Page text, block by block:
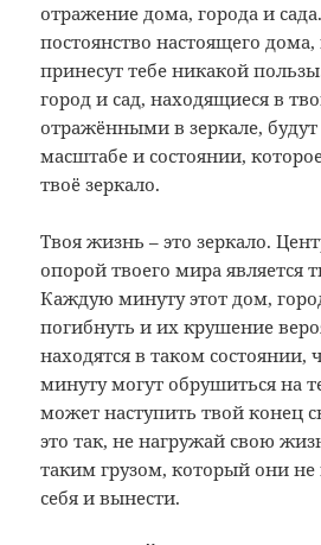
отражение дома, города и
постоянство настоящего дома,
принесут тебе никакой
город и сад, находящиеся в
отражёнными в зеркале,
масштабе и состоянии,
твоё зеркало.
Твоя жизнь – это зеркало.
опорой твоего мира является
Каждую минуту этот дом,
погибнуть и их крушение
находятся в таком состоянии,
минуту могут обрушиться на
может наступить твой конец
это так, не нагружай свою
таким грузом, который они не
себя и вынести.